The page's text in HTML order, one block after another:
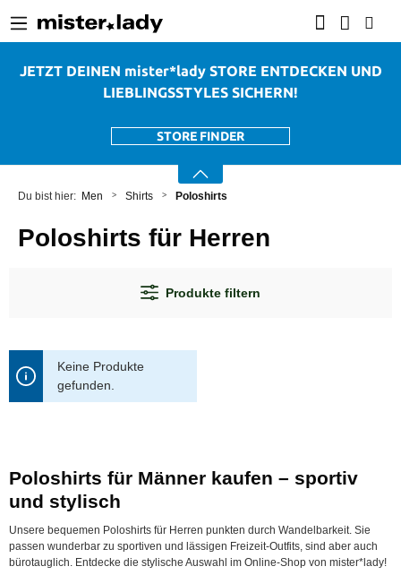
JETZT DEINEN mister*lady STORE ENTDECKEN UND
LIEBLINGSSTYLES SICHERN!
STORE FINDER
Men Shirts Poloshirts
Poloshirts für Herren
Produkte filtern
Keine Produkte
gefunden.
Poloshirts für Männer kaufen – sportiv
und stylisch
Unsere bequemen Poloshirts für Herren punkten durch Wandelbarkeit. Sie
passen wunderbar zu sportiven und lässigen Freizeit-Outfits, sind aber auch
bürotauglich. Entdecke die stylische Auswahl im Online-Shop von mister*lady!